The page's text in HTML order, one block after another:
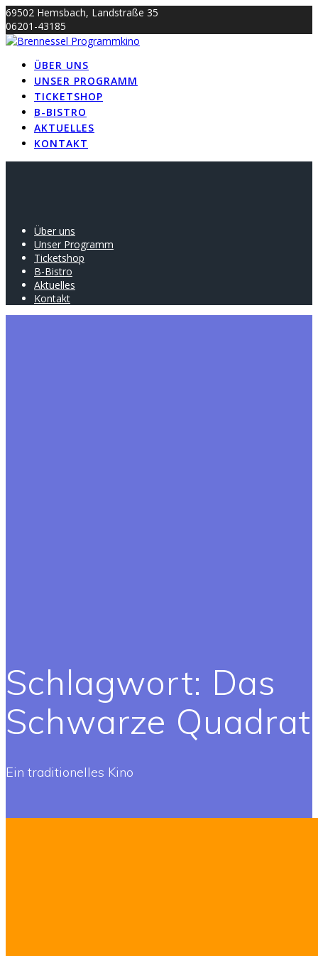
Skip
to
content
69502 Hemsbach, Landstraße 35
06201-43185
info@brennessel-kino.de
ÜBER UNS
UNSER PROGRAMM
TICKETSHOP
B-BISTRO
AKTUELLES
KONTAKT
Über uns
Unser Programm
Ticketshop
B-Bistro
Aktuelles
Kontakt
Schlagwort: Das
Schwarze Quadrat
Ein traditionelles Kino